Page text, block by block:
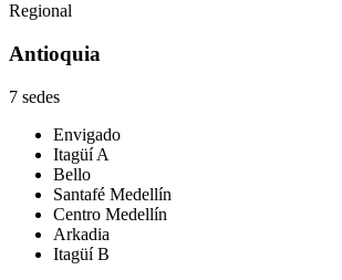
Regional
Antioquia
7 sedes
Envigado
Itagüí A
Bello
Santafé Medellín
Centro Medellín
Arkadia
Itagüí B